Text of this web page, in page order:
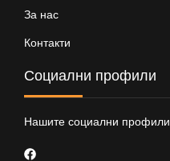
За нас
Контакти
Социални профили
Нашите социални профили